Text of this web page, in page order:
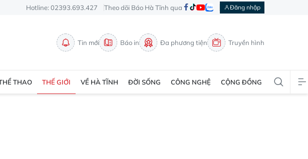
Hotline: 02393.693.427 Theo dõi Báo Hà Tĩnh qua Đăng nhập
Tin mới Báo in Đa phương tiện Truyền hình
THAO THẾ GIỚI VỀ HÀ TĨNH ĐỜI SỐNG CÔNG NGHỆ CỘNG ĐỒNG